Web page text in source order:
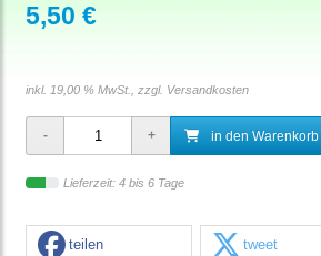
5,50 €
inkl. 19,00 % MwSt., zzgl. Versandkosten
in den Warenkorb
Lieferzeit: 4 bis 6 Tage
teilen tweet